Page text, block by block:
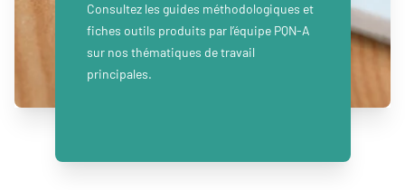
Consultez les guides méthodologiques et
fiches outils produits par l’équipe PQN-A
sur nos thématiques de travail
principales.